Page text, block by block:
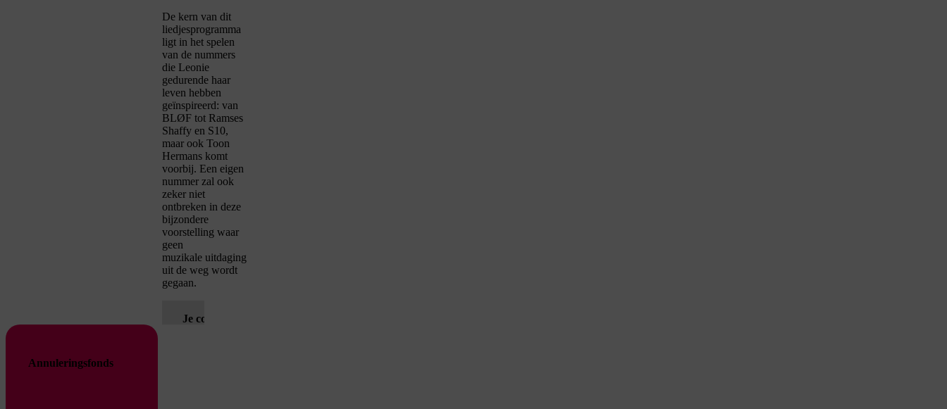
De kern van dit
liedjesprogramma
ligt in het spelen
van de nummers
die Leonie
gedurende haar
leven hebben
geïnspireerd: van
BLØF tot Ramses
Shaffy en S10,
maar ook Toon
Hermans komt
voorbij. Een eigen
nummer zal ook
zeker niet
ontbreken in deze
bijzondere
voorstelling waar
geen
muzikale uitdaging
uit de weg wordt
gegaan.
Je cookie instellingen
Annuleringsfonds